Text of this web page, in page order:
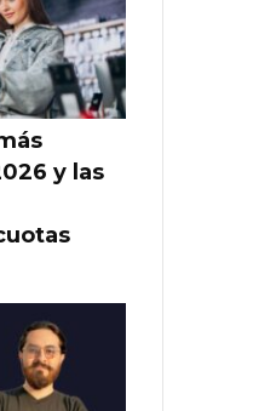
y las